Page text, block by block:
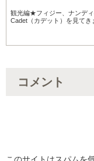
観光編★フィジー、ナンデ
Cadet（カデット）を見てき
コメント
このサイトはスパムを